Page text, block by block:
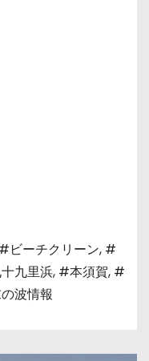
#ビーチクリーン, #
九里浜, #本須賀, #
波情報